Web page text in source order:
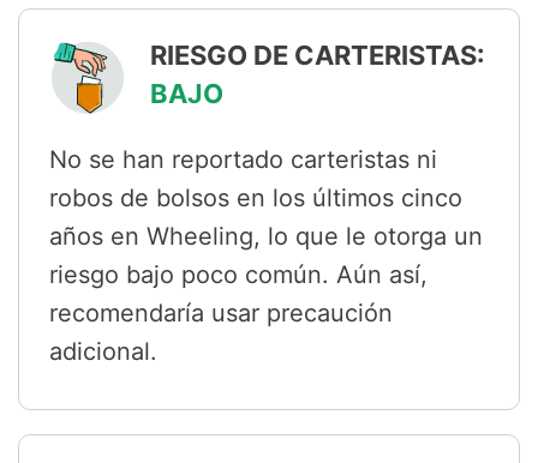
RIESGO DE CARTERISTAS:
BAJO
No se han reportado carteristas ni
robos de bolsos en los últimos cinco
años en Wheeling, lo que le otorga un
riesgo bajo poco común. Aún así,
recomendaría usar precaución
adicional.